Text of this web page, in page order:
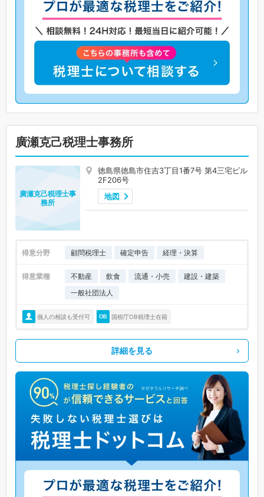
廣瀬克己税理士事務所
徳島県徳島市住吉3丁目1番7号 第4三宅ビル
2F206号
地図
廣瀬克己税理士事
務所
得意分野 顧問税理士 確定申告 経理・決算
得意業種 不動産 飲食 流通・小売
建設・建築
一般社団法人
個人の相談も受付可 国税庁OB税理士在籍
詳細を見る